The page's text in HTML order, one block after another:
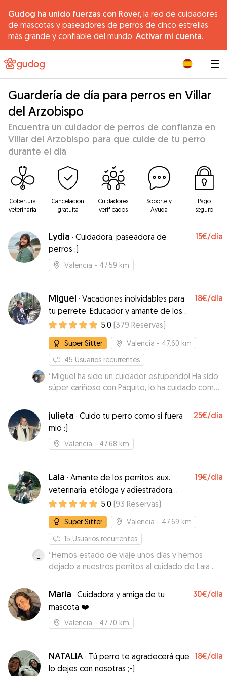
Gudog ha unido fuerzas con Rover, la red de cuidadores
de mascotas y paseadores de perros de cinco estrellas
más grande y confiable del mundo. Activar mi cuenta.
Guardería de día para perros en Villar
del Arzobispo
Encuentra un cuidador de perros de confianza en
Villar del Arzobispo para que cuide de tu perro
durante el día
Cobertura
veterinaria
Cancelación
gratuita
Cuidadores
verificados
Soporte y
Ayuda
Pago
seguro
Lydia · Cuidadora, paseadora de
perros ;)
15€/día
Valencia - 47.59 km
Miguel · Vacaciones inolvidables para
tu perrete. Educador y amante de los
animales.
18€/día
5.0 (379 Reservas)
Super Sitter Valencia - 47.60 km
45 Usuarios recurrentes
“Miguel ha sido un cuidador estupendo! Ha sido
súper cariñoso con Paquito, lo ha cuidado como
si fuese su perrito y le ha estado dando mimos y
cuidados durante su estancia, así que Paco ha
podido disfrutar también de unas vacaciones
con paseos por la playa, tiempo libre en la
naturaleza. Además me ha mandado un montón
perrito! :)”
julieta · Cuido tu perro como si fuera
mio :)
25€/día
Valencia - 47.68 km
Laia · Amante de los perritos, aux.
veterinaria, etóloga y adiestradora
canina 🐾🐕
19€/día
5.0 (93 Reservas)
Super Sitter Valencia - 47.69 km
15 Usuarios recurrentes
“Hemos estado de viaje unos días y hemos
dejado a nuestros perritos al cuidado de Laia .
Ha sido un verdadero placer conocer a Laia ,
hemos estado súper tranquilos sabiendo que
estaban muy bien cuidados. En todo momento
nos ha informado y mandado muchas fotos.
Además nos ha dado muy buenos consejos
que nuestra perrita Lazy desde que ha vuelto ya
casi no ladra!! Estamos encantados con Laia y su
pareja!! El próximo viaje contactaremos con ellos
Maria · Cuidadora y amiga de tu
mascota ❤️
30€/día
Valencia - 47.70 km
NATALIA · Tú perro te agradecerá que
lo dejes con nosotras ;-)
18€/día